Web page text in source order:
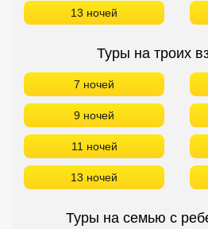
13 ночей
Туры на троих
7 ночей
9 ночей
11 ночей
13 ночей
Туры на семью с